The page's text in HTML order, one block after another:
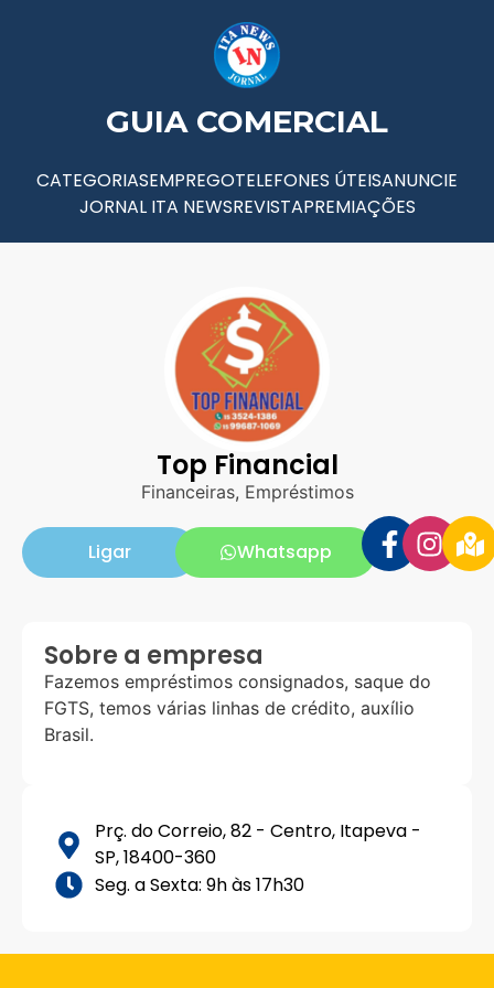
GUIA COMERCIAL
CATEGORIASEMPREGOTELEFONES ÚTEISANUNCIE
JORNAL ITA NEWSREVISTAPREMIAÇÕES
Top Financial
Financeiras, Empréstimos
Ligar Whatsapp
Sobre a empresa
Fazemos empréstimos consignados, saque do
FGTS, temos várias linhas de crédito, auxílio
Brasil.
Prç. do Correio, 82 - Centro, Itapeva -
SP, 18400-360
Seg. a Sexta: 9h às 17h30